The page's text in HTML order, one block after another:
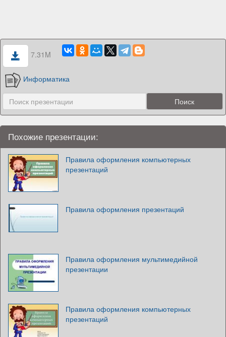
7.31M
Информатика
Похожие презентации:
Правила оформления компьютерных
презентаций
Правила оформления презентаций
Правила оформления мультимедийной
презентации
Правила оформления компьютерных
презентаций